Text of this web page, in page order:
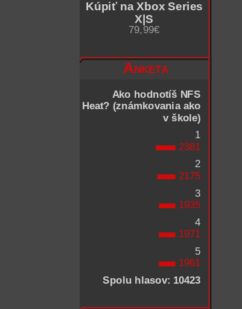
Kúpiť na Xbox Series
X|S
79,99€
Anketa
Ako hodnotíš NFS
Heat? (známkovania ako
v škole)
1
2381
2
2175
3
1935
4
1971
5
1961
Spolu hlasov: 10423